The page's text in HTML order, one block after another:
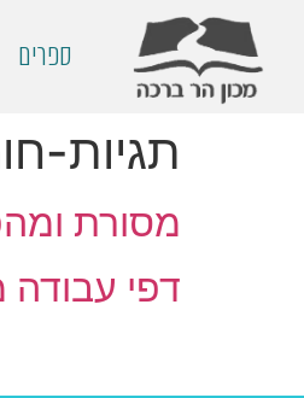
ספרים
תגיות-
מסורת
דפי עבודה